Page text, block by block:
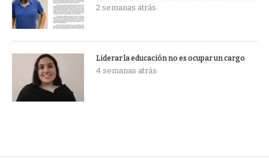
2 semanas atrás
Liderar la educación no es ocupar un cargo
4 semanas atrás